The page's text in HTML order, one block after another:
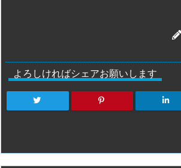
よろしければシェアお願いします